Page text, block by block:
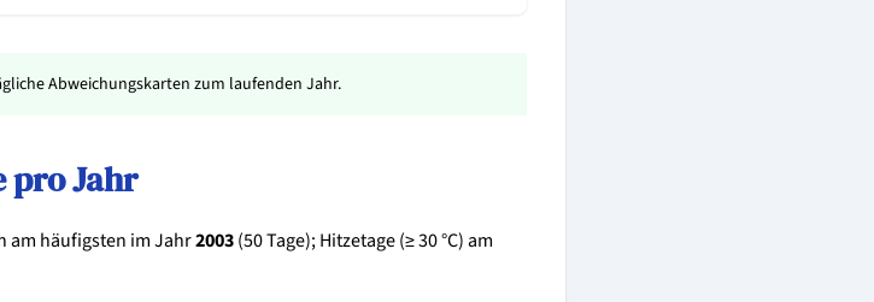
Abweichungskarten zum laufenden Jahr.
pro Jahr
am häufigsten im Jahr2003(50 Tage); Hitzetage (≥ 30 °C) am